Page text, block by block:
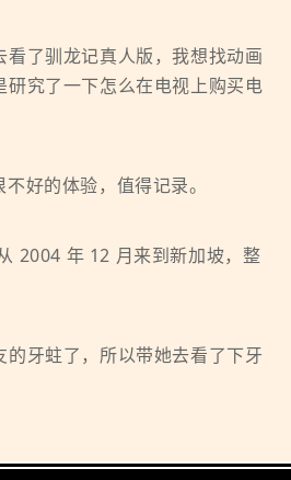
看了驯龙记真人版，我想找动画
研究了一下怎么在电视上购买电
好的体验，值得记录。
2004 年 12 月来到新加坡，整
的牙蛀了，所以带她去看了下牙